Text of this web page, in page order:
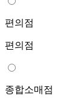
편의점
편의점
종합소매점